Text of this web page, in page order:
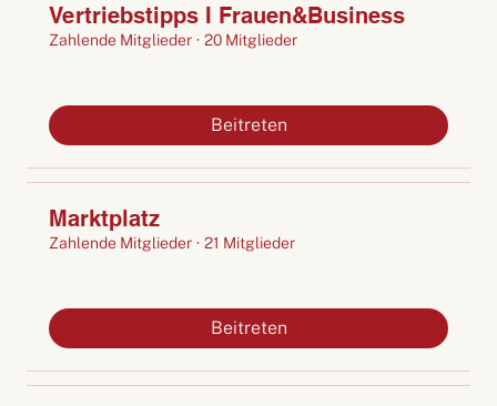
Vertriebstipps I Frauen&Business
Zahlende Mitglieder · 20 Mitglieder
Beitreten
Marktplatz
Zahlende Mitglieder · 21 Mitglieder
Beitreten